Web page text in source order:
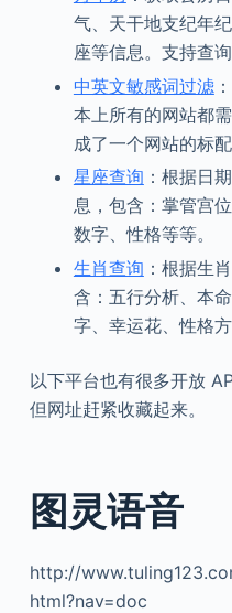
气、天干地支纪年
座等信息。支持查询
中英文敏感词过滤
本上所有的网站都
成了一个网站的标配
星座查询 ：根据日
息，包含：掌管宫
数字、性格等等。
生肖查询 ：根据生
含：五行分析、本
字、幸运花、性格
以下平台也有很多开放
但网址赶紧收藏起来。
图灵语音
http://
html?nav=doc